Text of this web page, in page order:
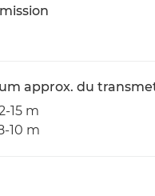
approx. du
15 m
10 m